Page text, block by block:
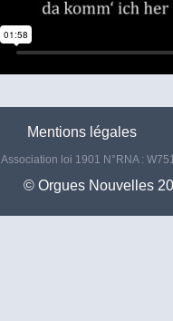
©️ Orgues Nouvelles
Association loi 1901 N°RNA :
Mentions légales